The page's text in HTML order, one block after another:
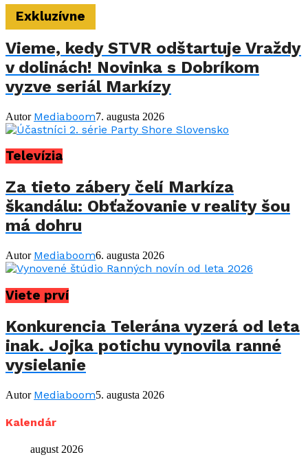
Exkluzívne
Vieme, kedy STVR odštartuje Vraždy
v dolinách! Novinka s Dobríkom
vyzve seriál Markízy
Autor Mediaboom7. augusta 2026
Televízia
Za tieto zábery čelí Markíza
škandálu: Obťažovanie v reality šou
má dohru
Autor Mediaboom6. augusta 2026
Viete prví
Konkurencia Telerána vyzerá od leta
inak. Jojka potichu vynovila ranné
vysielanie
Autor Mediaboom5. augusta 2026
Kalendár
august 2026